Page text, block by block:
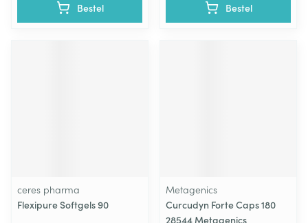
Bestel Bestel
ceres pharma
Flexipure Softgels 90
Metagenics
Curcudyn Forte Caps 180
28544 Metagenics